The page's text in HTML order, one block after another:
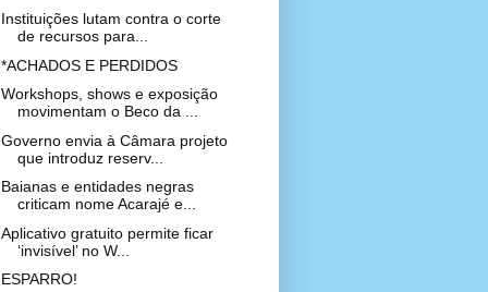
Instituições lutam contra o corte
de recursos para...
*ACHADOS E PERDIDOS
Workshops, shows e exposição
movimentam o Beco da ...
Governo envia à Câmara projeto
que introduz reserv...
Baianas e entidades negras
criticam nome Acarajé e...
Aplicativo gratuito permite ficar
‘invisível’ no W...
ESPARRO!